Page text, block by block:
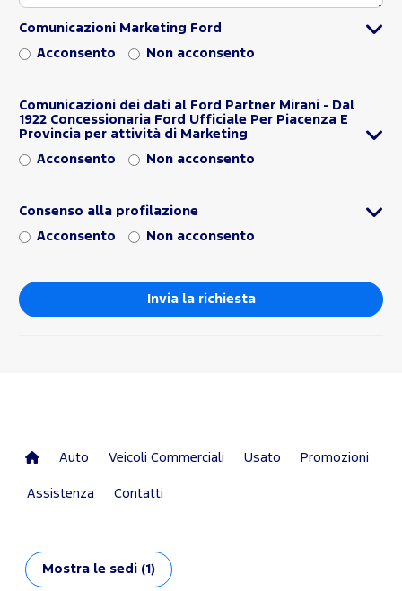
Comunicazioni Marketing Ford
Acconsento Non acconsento
Comunicazioni dei dati al Ford Partner Mirani - Dal
1922 Concessionaria Ford Ufficiale Per Piacenza E
Provincia per attività di Marketing
Acconsento Non acconsento
Consenso alla profilazione
Acconsento Non acconsento
Auto Veicoli Commerciali Usato Promozioni
Assistenza Contatti
Mostra le sedi (1)